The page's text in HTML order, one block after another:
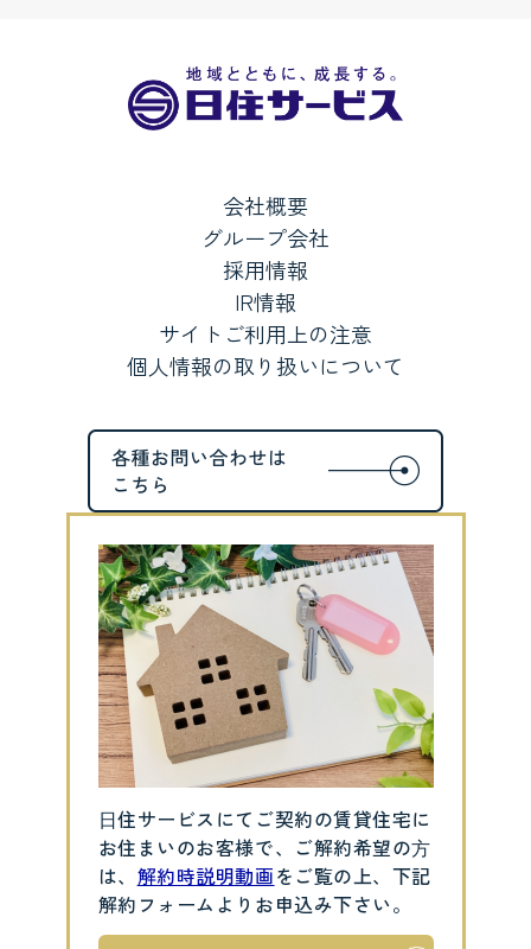
会社概要
グループ会社
採用情報
IR情報
サイトご利用上の注意
個人情報の取り扱いについて
⽇住サービスにてご契約の賃貸住宅に
お住まいのお客様で、ご解約希望の⽅
は、 解約時説明動画をご覧の上、下記
解約フォームよりお申込み下さい。